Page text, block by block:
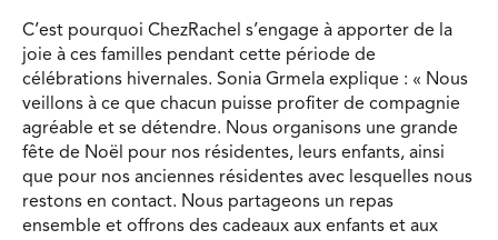
C’est pourquoi ChezRachel s’engage à apporter de la
joie à ces familles pendant cette période de
célébrations hivernales. Sonia Grmela explique : « Nous
veillons à ce que chacun puisse profiter de compagnie
agréable et se détendre. Nous organisons une grande
fête de Noël pour nos résidentes, leurs enfants, ainsi
que pour nos anciennes résidentes avec lesquelles nous
restons en contact. Nous partageons un repas
ensemble et offrons des cadeaux aux enfants et aux